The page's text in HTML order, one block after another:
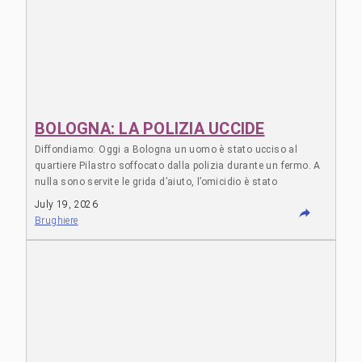
BOLOGNA: LA POLIZIA UCCIDE
Diffondiamo: Oggi a Bologna un uomo è stato ucciso al
quartiere Pilastro soffocato dalla polizia durante un fermo. A
nulla sono servite le grida d’aiuto, l’omicidio è stato
consumato in pieno giorno sotto agli occhi di passanti e
avventori, a ridosso di case e finestre, alla presenza di
July 19, 2026
Brughiere